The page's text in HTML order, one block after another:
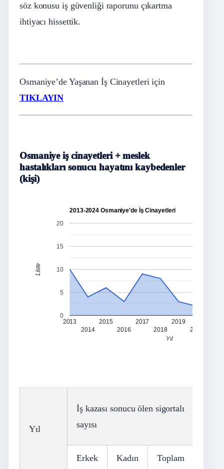
söz konusu iş güvenliği raporunu çıkartma
ihtiyacı hissettik.
Osmaniye’de Yaşanan İş Cinayetleri için
TIKLAYIN
Osmaniye iş cinayetleri + meslek
hastalıkları sonucu hayatını kaybedenler
(kişi)
2013-2024 Osmaniye'de İş Cinayetleri
2013
2014
2015
2016
2017
2018
2019
2020
0
5
10
15
20
Yıl
Liste
Yıl
İş kazası sonucu ölen sigortalı
sayısı
Erkek Kadın Toplam